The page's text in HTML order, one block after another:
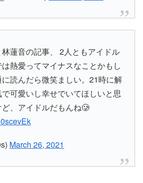
蓮音の記事、 2人ともアイドル
熱愛ってマイナスなことかもし
読んだら微笑ましい。21時に解
可愛いし幸せでいてほしいと思
、アイドルだもんね🥲
March 26, 2021